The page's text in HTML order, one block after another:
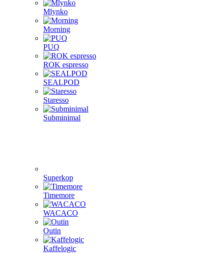
Mlynko
Morning
PUQ
ROK espresso
SEALPOD
Staresso
Subminimal
Superkop
Timemore
WACACO
Outin
Kaffelogic